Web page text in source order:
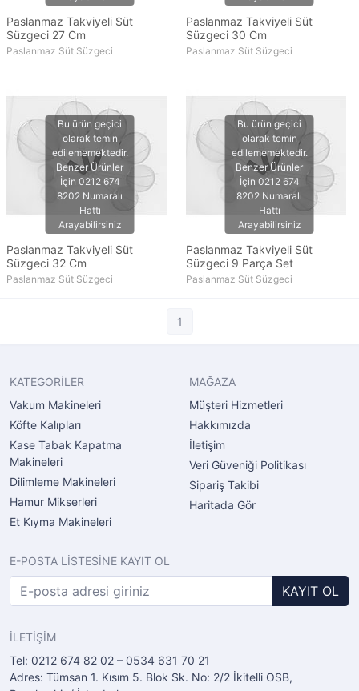
Paslanmaz Takviyeli Süt
Süzgeci 27 Cm
Paslanmaz Süt Süzgeci
Paslanmaz Takviyeli Süt
Süzgeci 30 Cm
Paslanmaz Süt Süzgeci
Paslanmaz Takviyeli Süt
Süzgeci 32 Cm
Paslanmaz Süt Süzgeci
Paslanmaz Takviyeli Süt
Süzgeci 9 Parça Set
Paslanmaz Süt Süzgeci
1
KATEGORİLER
Vakum Makineleri
Köfte Kalıpları
Kase Tabak Kapatma
Makineleri
Dilimleme Makineleri
Hamur Mikserleri
Et Kıyma Makineleri
MAĞAZA
Müşteri Hizmetleri
Hakkımızda
İletişim
Veri Güveniği Politikası
Sipariş Takibi
Haritada Gör
E-POSTA LİSTESİNE KAYIT OL
KAYIT OL
İLETİŞİM
Tel: 0212 674 82 02 – 0534 631 70 21
Adres: Tümsan 1. Kısım 5. Blok Sk. No: 2/2 İkitelli OSB,